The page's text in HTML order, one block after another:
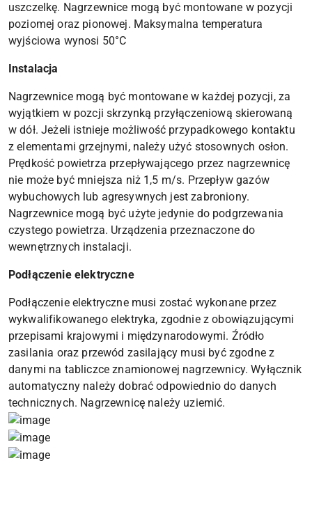
uszczelkę. Nagrzewnice mogą być montowane w pozycji
poziomej oraz pionowej. Maksymalna temperatura
wyjściowa wynosi 50°C
Instalacja
Nagrzewnice mogą być montowane w każdej pozycji, za
wyjątkiem w pozcji skrzynką przyłączeniową skierowaną
w dół. Jeżeli istnieje możliwość przypadkowego kontaktu
z elementami grzejnymi, należy użyć stosownych osłon.
Prędkość powietrza przepływającego przez nagrzewnicę
nie może być mniejsza niż 1,5 m/s. Przepływ gazów
wybuchowych lub agresywnych jest zabroniony.
Nagrzewnice mogą być użyte jedynie do podgrzewania
czystego powietrza. Urządzenia przeznaczone do
wewnętrznych instalacji.
Podłączenie elektryczne
Podłączenie elektryczne musi zostać wykonane przez
wykwalifikowanego elektryka, zgodnie z obowiązującymi
przepisami krajowymi i międzynarodowymi. Źródło
zasilania oraz przewód zasilający musi być zgodne z
danymi na tabliczce znamionowej nagrzewnicy. Wyłącznik
automatyczny należy dobrać odpowiednio do danych
technicznych. Nagrzewnicę należy uziemić.